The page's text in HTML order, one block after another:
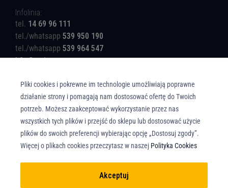
Infolinia:
tel. 14 69 96 111
tel./whatsapp 539 950 190
tel./whatsapp 539 964 547
b2c@rotinger.com
Copyright © Union Parts Sp. z o.o. - Wszelkie prawa zastrzeżone. All rights
reserved.
Pliki cookies i pokrewne im technologie umożliwiają poprawne
działanie strony i pomagają nam dostosować ofertę do Twoich
potrzeb. Możesz zaakceptować wykorzystanie przez nas
wszystkich tych plików i przejść do sklepu lub dostosować użycie
plików do swoich preferencji wybierając opcję „Dostosuj zgody”.
Więcej o plikach cookies przeczytasz w naszej Polityka Cookies
Akceptuj